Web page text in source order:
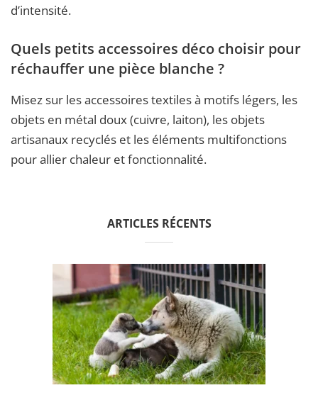
d’intensité.
Quels petits accessoires déco choisir pour
réchauffer une pièce blanche ?
Misez sur les accessoires textiles à motifs légers, les
objets en métal doux (cuivre, laiton), les objets
artisanaux recyclés et les éléments multifonctions
pour allier chaleur et fonctionnalité.
ARTICLES RÉCENTS